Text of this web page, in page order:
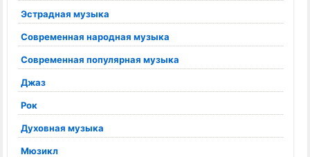
Эстрадная музыка
Современная народная музыка
Современная популярная музыка
Джаз
Рок
Духовная музыка
Мюзикл